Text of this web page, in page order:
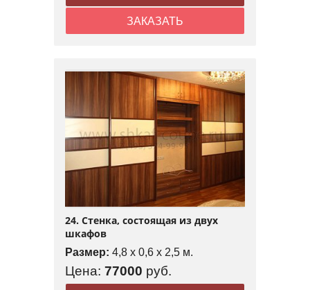
ЗАКАЗАТЬ
24. Стенка, состоящая из двух
шкафов
Размер: 4,8 x 0,6 x 2,5 м.
Цена: 77000 руб.